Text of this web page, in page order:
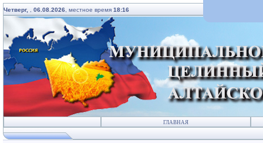
Четверг, 06.08.2026 , местное время 18:16
ГЛАВНАЯ